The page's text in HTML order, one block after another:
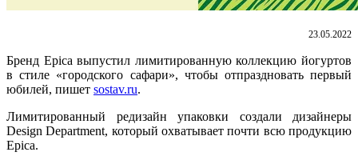
23.05.2022
Бренд Epica выпустил лимитированную коллекцию йогуртов
в стиле «городского сафари», чтобы отпраздновать первый
юбилей, пишет sostav.ru.
Лимитированный редизайн упаковки создали дизайнеры
Design Department, который охватывает почти всю продукцию
Epica.